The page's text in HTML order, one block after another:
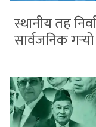
स्थानीय तह
सार्वजनिक